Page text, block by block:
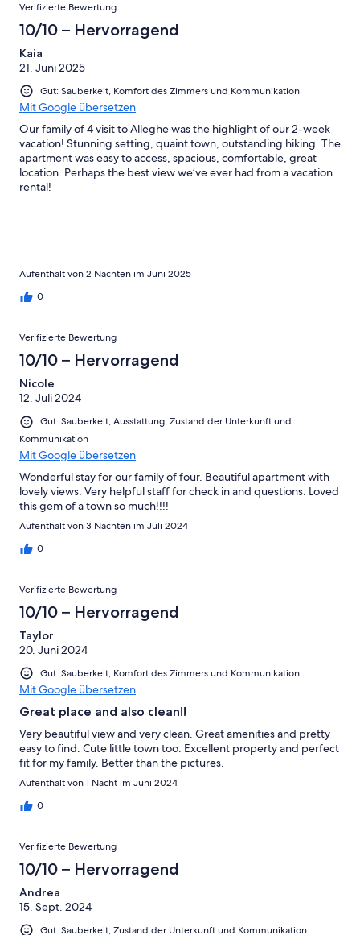
Verifizierte Bewertung
10/10 – Hervorragend
Kaia
21. Juni 2025
Gut: Sauberkeit, Komfort des Zimmers und Kommunikation
Mit Google übersetzen
Our family of 4 visit to Alleghe was the highlight of our 2-week
vacation! Stunning setting, quaint town, outstanding hiking. The
apartment was easy to access, spacious, comfortable, great
location. Perhaps the best view we’ve ever had from a vacation
rental!
Aufenthalt von 2 Nächten im Juni 2025
0
Verifizierte Bewertung
10/10 – Hervorragend
Nicole
12. Juli 2024
Gut: Sauberkeit, Ausstattung, Zustand der Unterkunft und
Kommunikation
Mit Google übersetzen
Wonderful stay for our family of four. Beautiful apartment with
lovely views. Very helpful staff for check in and questions. Loved
this gem of a town so much!!!!
Aufenthalt von 3 Nächten im Juli 2024
0
Verifizierte Bewertung
10/10 – Hervorragend
Taylor
20. Juni 2024
Gut: Sauberkeit, Komfort des Zimmers und Kommunikation
Mit Google übersetzen
Great place and also clean!!
Very beautiful view and very clean. Great amenities and pretty
easy to find. Cute little town too. Excellent property and perfect
fit for my family. Better than the pictures.
Aufenthalt von 1 Nacht im Juni 2024
0
Verifizierte Bewertung
10/10 – Hervorragend
Andrea
15. Sept. 2024
Gut: Sauberkeit, Zustand der Unterkunft und Kommunikation